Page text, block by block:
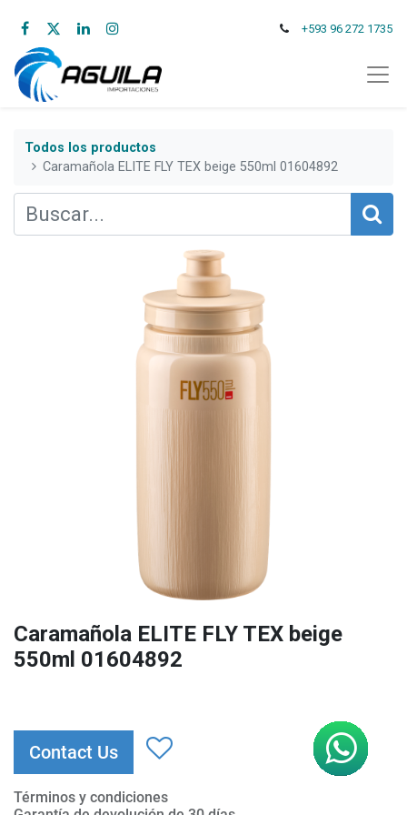
+593 96 272 1735
Todos los productos
Caramañola ELITE FLY TEX beige 550ml 01604892
Caramañola ELITE FLY TEX beige
550ml 01604892
Contact Us
Términos y condiciones